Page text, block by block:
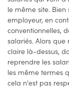
le même site.
employeur, en
conventionnelles,
salariés. Alors
claire là-dessus,
reprendre les
les même termes
cela n'est pas